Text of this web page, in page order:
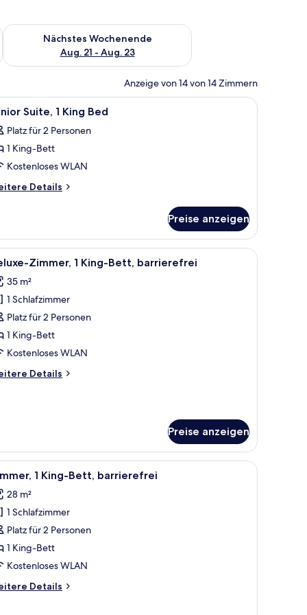
Aug. 14 - Aug. 16.
Nächstes Wochenende
Aug. 21 - Aug. 23
Überprüfe die Verfügbarkeit für nächstes Wochenende, Aug.
Anzeige von 14 von 14 Zimmern
Schreibtisch, Stuhl, Kleiderschrank und Spiegel.Ein Hotelzimmer mit einem großen Bett,
10 Suite, 1 King Bed
Platz für 2 Personen
1 King-Bett
Kostenloses WLAN
Details
Preise anzeigen
einem Schreibtisch, einem Sessel, einem Fernseher und einem Fenster
Ein Hotelzimmer mit einem großen Bett,
8 Zimmer, 1 King-Bett, barrierefrei
35 m²
1 Schlafzimmer
Platz für 2 Personen
1 King-Bett
Kostenloses WLAN
Details
Preise anzeigen
Bett, einem Schreibtisch und einem Fernseher.
Ein Hotelzimmer mit einem Bett, einem
8 1 King-Bett, barrierefrei
28 m²
1 Schlafzimmer
Platz für 2 Personen
1 King-Bett
Kostenloses WLAN
Details